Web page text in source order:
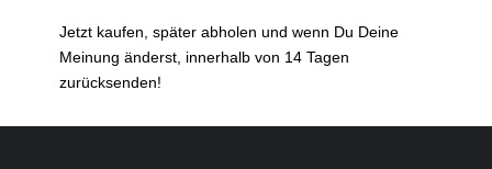
Jetzt kaufen, später abholen und wenn Du Deine
Meinung änderst, innerhalb von 14 Tagen
zurücksenden!